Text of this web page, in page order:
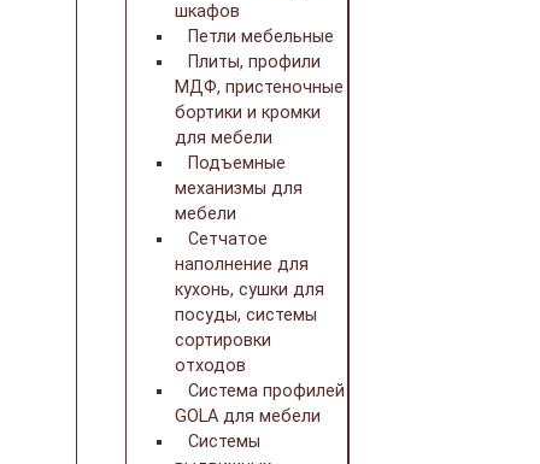
шкафов
Петли мебельные
Плиты, профили
МДФ, пристеночные
бортики и кромки
для мебели
Подъемные
механизмы для
мебели
Сетчатое
наполнение для
кухонь, сушки для
посуды, системы
сортировки
отходов
Система профилей
GOLA для мебели
Системы